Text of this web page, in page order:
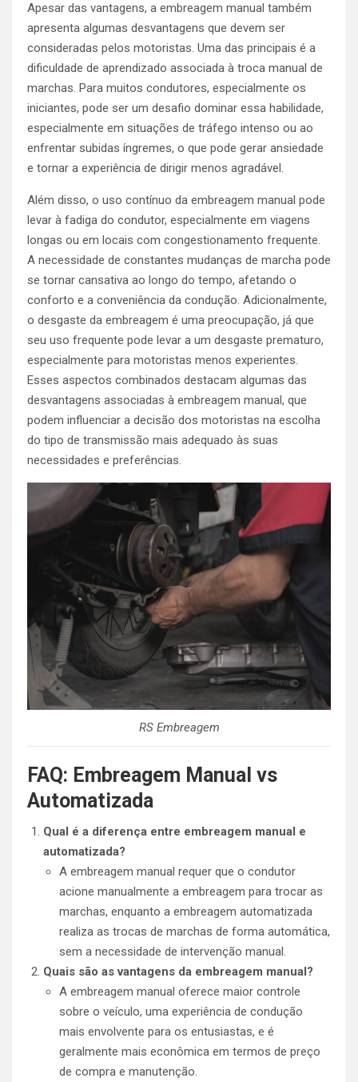
Apesar das vantagens, a embreagem manual também
apresenta algumas desvantagens que devem ser
consideradas pelos motoristas. Uma das principais é a
dificuldade de aprendizado associada à troca manual de
marchas. Para muitos condutores, especialmente os
iniciantes, pode ser um desafio dominar essa habilidade,
especialmente em situações de tráfego intenso ou ao
enfrentar subidas íngremes, o que pode gerar ansiedade
e tornar a experiência de dirigir menos agradável.
Além disso, o uso contínuo da embreagem manual pode
levar à fadiga do condutor, especialmente em viagens
longas ou em locais com congestionamento frequente.
A necessidade de constantes mudanças de marcha pode
se tornar cansativa ao longo do tempo, afetando o
conforto e a conveniência da condução. Adicionalmente,
o desgaste da embreagem é uma preocupação, já que
seu uso frequente pode levar a um desgaste prematuro,
especialmente para motoristas menos experientes.
Esses aspectos combinados destacam algumas das
desvantagens associadas à embreagem manual, que
podem influenciar a decisão dos motoristas na escolha
do tipo de transmissão mais adequado às suas
necessidades e preferências.
RS Embreagem
FAQ: Embreagem Manual vs
Automatizada
Qual é a diferença entre embreagem manual e
automatizada?
A embreagem manual requer que o condutor
acione manualmente a embreagem para trocar as
marchas, enquanto a embreagem automatizada
realiza as trocas de marchas de forma automática,
sem a necessidade de intervenção manual.
Quais são as vantagens da embreagem manual?
A embreagem manual oferece maior controle
sobre o veículo, uma experiência de condução
mais envolvente para os entusiastas, e é
geralmente mais econômica em termos de preço
de compra e manutenção.